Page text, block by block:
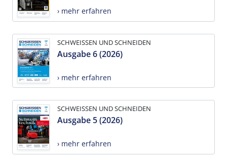
› mehr erfahren
SCHWEISSEN UND SCHNEIDEN
Ausgabe 6 (2026)
› mehr erfahren
SCHWEISSEN UND SCHNEIDEN
Ausgabe 5 (2026)
› mehr erfahren